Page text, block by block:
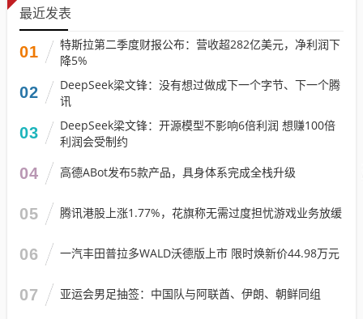
最近发表
01
特斯拉第二季度财报公布：营收超282亿美元，净利润下
降5%
02
DeepSeek梁文锋：没有想过做成下一个字节、下一个腾
讯
03
DeepSeek梁文锋：开源模型不影响6倍利润 想赚100倍
利润会受制约
04 高德ABot发布5款产品，具身体系完成全栈升级
05 腾讯港股上涨1.77%，花旗称无需过度担忧游戏业务放缓
06 一汽丰田普拉多WALD沃德版上市 限时焕新价44.98万元
07 亚运会男足抽签：中国队与阿联酋、伊朗、朝鲜同组